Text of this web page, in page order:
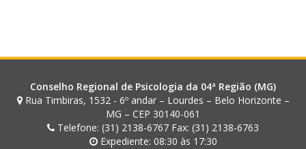
Conselho Regional de Psicologia da 04ª Região (MG)
Rua Timbiras, 1532 - 6º andar – Lourdes – Belo Horizonte –
MG – CEP 30140-061
Telefone: (31) 2138-6767 Fax: (31) 2138-6763
Expediente: 08:30 às 17:30